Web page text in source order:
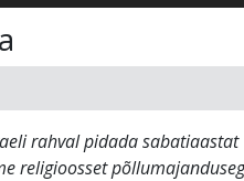
rahval pidada sabatiaastat
religioosset